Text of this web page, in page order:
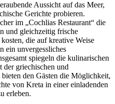
Aussicht auf das Meer,
Gerichte probieren.
im „Cochlias Restaurant“ die
und gleichzeitig frische
die auf kreative Weise
ein unvergessliches
spiegeln die kulinarischen
der griechischen und
den Gästen die Möglichkeit,
von Kreta in einer einladenden
erleben.